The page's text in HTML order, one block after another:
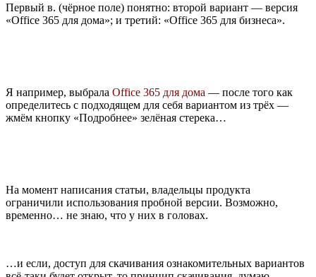
Первый в. (чёрное поле) понятно: второй вариант — версия
«Office 365 для дома»; и третий: «Office 365 для бизнеса».
Я например, выбрала Office 365 для дома — после того как
определитесь с подходящем для себя вариантом из трёх —
жмём кнопку «Подробнее» зелёная стерека…
На момент написания статьи, владельцы продукта
ограничили использования пробной версии. Возможно,
временно… не знаю, что у них в головах.
…и если, доступ для скачивания ознакомительных вариантов